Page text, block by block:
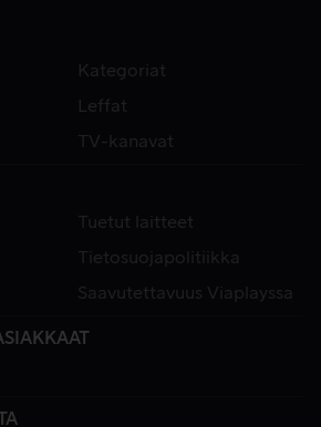
Kategoriat
Leffat
TV-kanavat
Tuetut laitteet
Tietosuojapolitiikka
Saavutettavuus Viaplayssa